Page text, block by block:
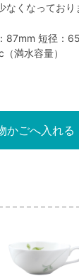
なくなっており
87mm 短径：
満水容量）